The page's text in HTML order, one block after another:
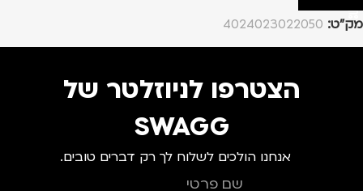
מק”ט: 4024023022050
הצטרפו לניוזלטר של
SWAGG
אנחנו הולכים לשלוח לך רק דברים טובים.